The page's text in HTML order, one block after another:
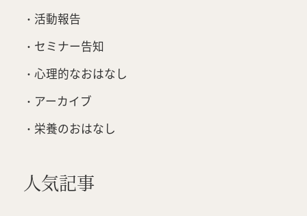
活動報告
セミナー告知
心理的なおはなし
アーカイブ
栄養のおはなし
人気記事